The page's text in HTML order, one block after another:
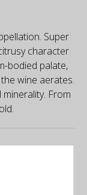
Super
character
bodied palate,
wine aerates.
From